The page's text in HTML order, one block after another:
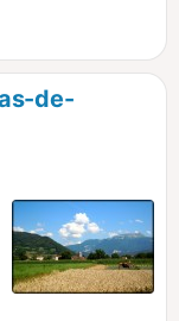
de-